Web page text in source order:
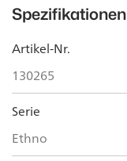
Spezifikationen
Artikel-Nr.
130265
Serie
Ethno